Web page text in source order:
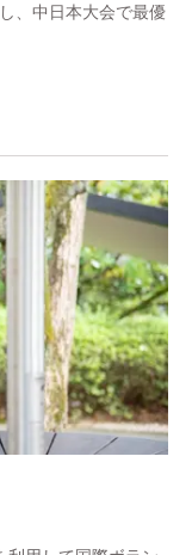
、中日本大会で最優